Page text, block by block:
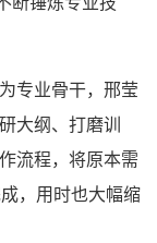
专业骨干，邢莹
大纲、打磨训
流程，将原本需
，用时也大幅缩